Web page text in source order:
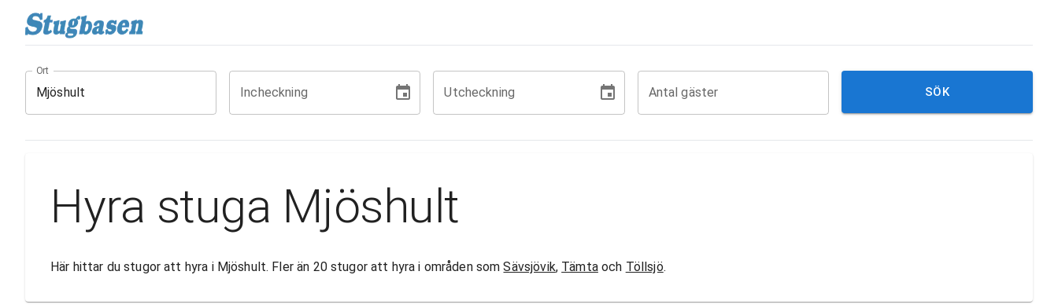
Ort
Incheckning Utcheckning Antal gäster SÖK
Hyra stuga Mjöshult
Här hittar du stugor att hyra i Mjöshult. Fler än 20 stugor att hyra i områden somSävsjövik, Tämtaoch Töllsjö.